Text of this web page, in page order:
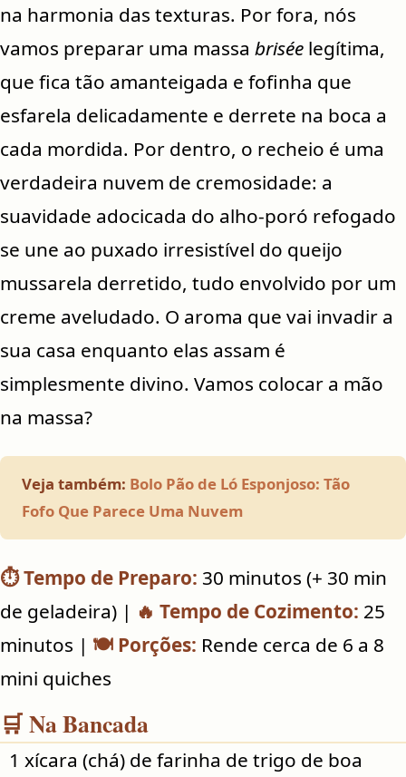
na harmonia das texturas. Por fora, nós
vamos preparar uma massa brisée legítima,
que fica tão amanteigada e fofinha que
esfarela delicadamente e derrete na boca a
cada mordida. Por dentro, o recheio é uma
verdadeira nuvem de cremosidade: a
suavidade adocicada do alho-poró refogado
se une ao puxado irresistível do queijo
mussarela derretido, tudo envolvido por um
creme aveludado. O aroma que vai invadir a
sua casa enquanto elas assam é
simplesmente divino. Vamos colocar a mão
na massa?
Veja também: Bolo Pão de Ló Esponjoso: Tão
Fofo Que Parece Uma Nuvem
⏱️ Tempo de Preparo: 30 minutos (+ 30 min
de geladeira) | 🔥 Tempo de Cozimento: 25
minutos | 🍽️ Porções: Rende cerca de 6 a 8
mini quiches
🛒 Na Bancada
1 xícara (chá) de farinha de trigo de boa